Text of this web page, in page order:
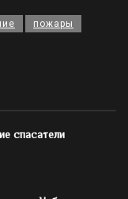
пожары
спасатели